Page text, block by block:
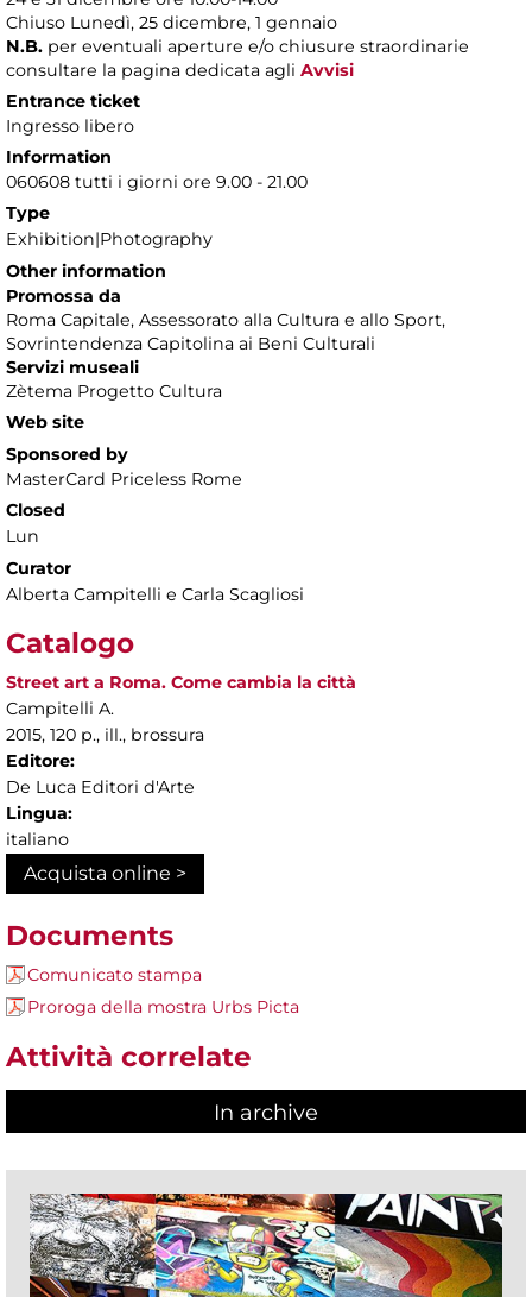
Chiuso Lunedì, 25 dicembre, 1 gennaio
N.B. per eventuali aperture e/o chiusure straordinarie
consultare la pagina dedicata agli Avvisi
Entrance ticket
Ingresso libero
Information
060608 tutti i giorni ore 9.00 - 21.00
Type
Exhibition|Photography
Other information
Promossa da
Roma Capitale, Assessorato alla Cultura e allo Sport,
Sovrintendenza Capitolina ai Beni Culturali
Servizi museali
Zètema Progetto Cultura
Web site
Sponsored by
MasterCard Priceless Rome
Closed
Lun
Curator
Alberta Campitelli e Carla Scagliosi
Catalogo
Street art a Roma. Come cambia la città
Campitelli A.
2015, 120 p., ill., brossura
Editore:
De Luca Editori d'Arte
Lingua:
italiano
Acquista online >
Documents
Comunicato stampa
Proroga della mostra Urbs Picta
Attività correlate
In archive